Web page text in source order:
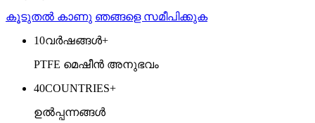
കൂടുതൽ കാണു ഞങ്ങളെ സമീപിക്കുക
10വർഷങ്ങൾ+
PTFE മെഷീൻ അനുഭവം
40COUNTRIES+
ഉൽപ്പന്നങ്ങൾ